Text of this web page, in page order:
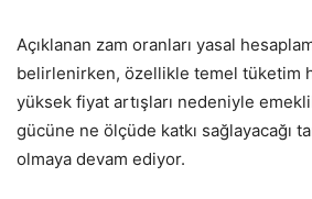
Açıklanan zam oranları yasal
belirlenirken, özellikle temel tüketim
yüksek fiyat artışları nedeniyle
gücüne ne ölçüde katkı sağlayacağı
olmaya devam ediyor.